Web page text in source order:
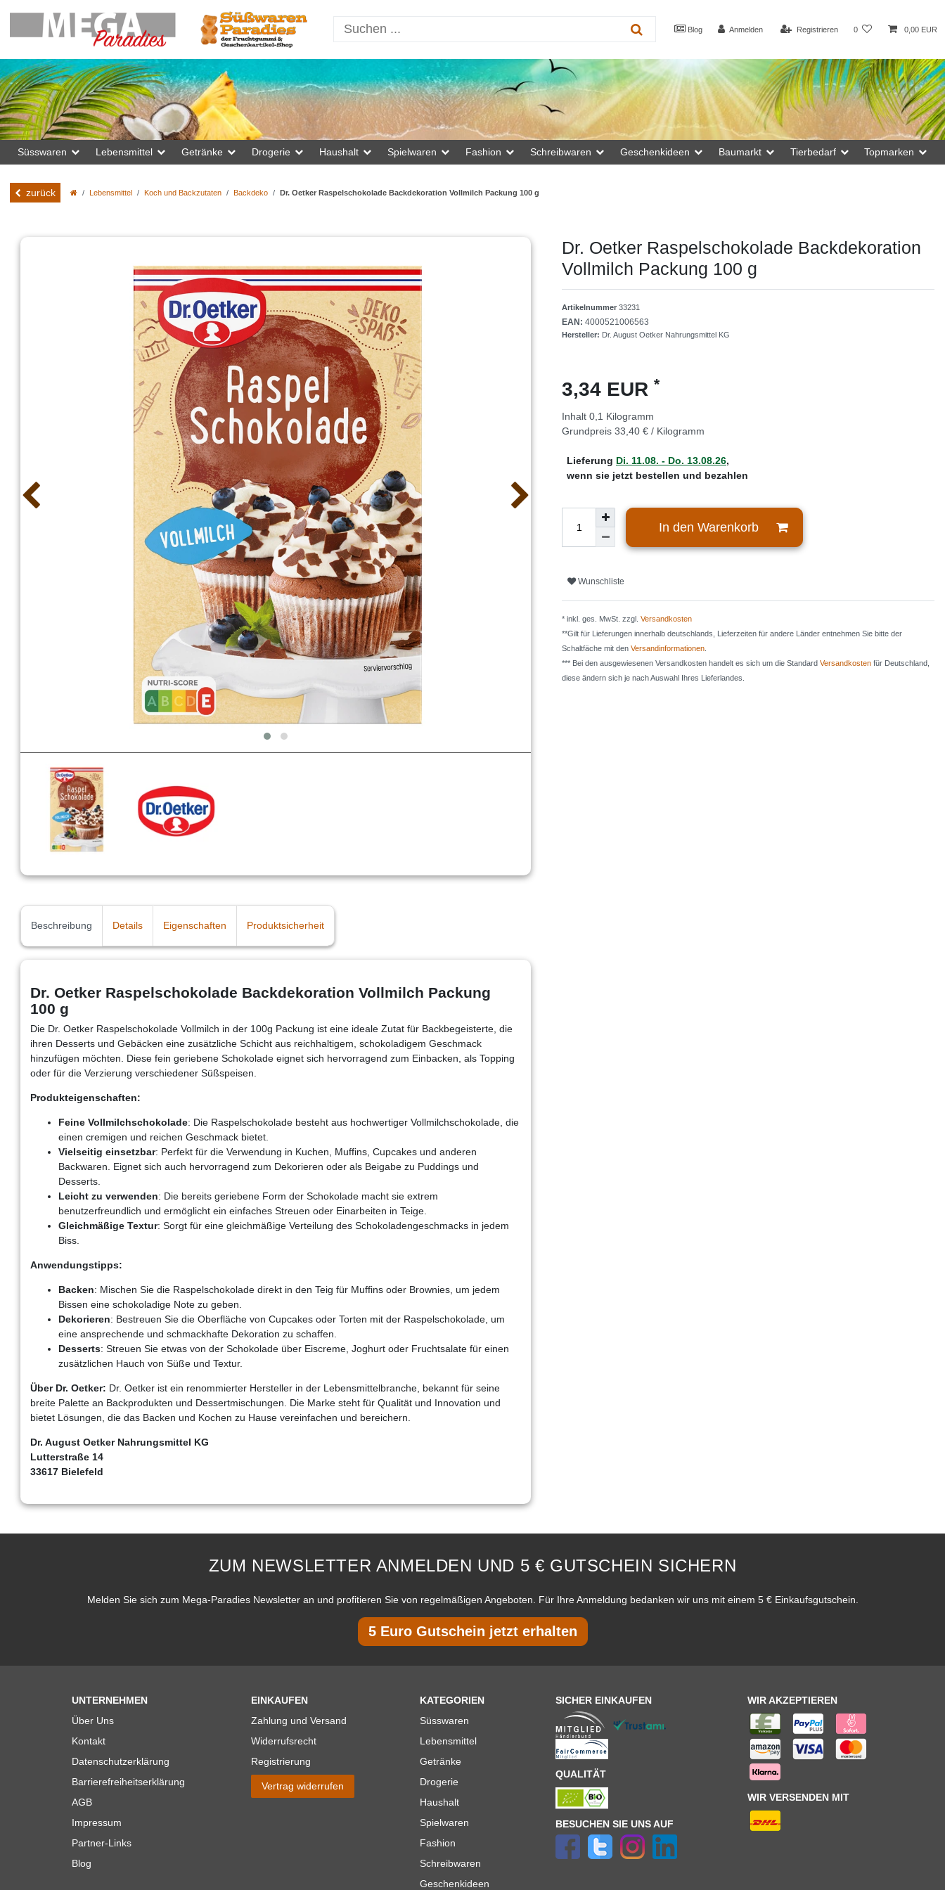
Blog Anmelden Registrieren 0 0,00 EUR
Süsswaren Lebensmittel Getränke Drogerie Haushalt Spielwaren Fashion Schreibwaren Geschenkideen Baumarkt Tierbedarf Topmarken
zurück Lebensmittel Koch und Backzutaten Backdeko Dr. Oetker Raspelschokolade Backdekoration Vollmilch Packung 100 g
Dr. Oetker Raspelschokolade Backdekoration
Vollmilch Packung 100 g
Artikelnummer 33231
EAN: 4000521006563
Hersteller: Dr. August Oetker Nahrungsmittel KG
3,34 EUR *
Inhalt 0,1 Kilogramm
Grundpreis 33,40 € / Kilogramm
Lieferung Di. 11.08. - Do. 13.08.26,
wenn sie jetzt bestellen und bezahlen
In den Warenkorb
Wunschliste
* inkl. ges. MwSt. zzgl. Versandkosten
**Gilt für Lieferungen innerhalb deutschlands, Lieferzeiten für andere Länder entnehmen Sie bitte der
Schaltfäche mit den Versandinformationen
*** Bei den ausgewiesenen Versandkosten handelt es sich um die Standard Versandkosten für Deutschland,
diese ändern sich je nach Auswahl Ihres Lieferlandes.
Beschreibung Details Eigenschaften Produktsicherheit
Dr. Oetker Raspelschokolade Backdekoration Vollmilch Packung
100 g
Die Dr. Oetker Raspelschokolade Vollmilch in der 100g Packung ist eine ideale Zutat für Backbegeisterte, die
ihren Desserts und Gebäcken eine zusätzliche Schicht aus reichhaltigem, schokoladigem Geschmack
hinzufügen möchten. Diese fein geriebene Schokolade eignet sich hervorragend zum Einbacken, als Topping
oder für die Verzierung verschiedener Süßspeisen.
Produkteigenschaften:
Feine Vollmilchschokolade: Die Raspelschokolade besteht aus hochwertiger Vollmilchschokolade, die
einen cremigen und reichen Geschmack bietet.
Vielseitig einsetzbar: Perfekt für die Verwendung in Kuchen, Muffins, Cupcakes und anderen
Backwaren. Eignet sich auch hervorragend zum Dekorieren oder als Beigabe zu Puddings und
Desserts.
Leicht zu verwenden: Die bereits geriebene Form der Schokolade macht sie extrem
benutzerfreundlich und ermöglicht ein einfaches Streuen oder Einarbeiten in Teige.
Gleichmäßige Textur: Sorgt für eine gleichmäßige Verteilung des Schokoladengeschmacks in jedem
Biss.
Anwendungstipps:
Backen: Mischen Sie die Raspelschokolade direkt in den Teig für Muffins oder Brownies, um jedem
Bissen eine schokoladige Note zu geben.
Dekorieren: Bestreuen Sie die Oberfläche von Cupcakes oder Torten mit der Raspelschokolade, um
eine ansprechende und schmackhafte Dekoration zu schaffen.
Desserts: Streuen Sie etwas von der Schokolade über Eiscreme, Joghurt oder Fruchtsalate für einen
zusätzlichen Hauch von Süße und Textur.
Über Dr. Oetker: Dr. Oetker ist ein renommierter Hersteller in der Lebensmittelbranche, bekannt für seine
breite Palette an Backprodukten und Dessertmischungen. Die Marke steht für Qualität und Innovation und
bietet Lösungen, die das Backen und Kochen zu Hause vereinfachen und bereichern.
Dr. August Oetker Nahrungsmittel KG
Lutterstraße 14
33617 Bielefeld
ZUM NEWSLETTER ANMELDEN UND 5 € GUTSCHEIN SICHERN
Melden Sie sich zum Mega-Paradies Newsletter an und profitieren Sie von regelmäßigen Angeboten. Für Ihre Anmeldung bedanken wir uns mit einem 5 € Einkaufsgutschein.
5 Euro Gutschein jetzt erhalten
UNTERNEHMEN
Über Uns
Kontakt
Datenschutzerklärung
Barrierefreiheitserklärung
AGB
Impressum
Partner-Links
Blog
EINKAUFEN
Zahlung und Versand
Widerrufsrecht
Registrierung
Vertrag widerrufen
KATEGORIEN
Süsswaren
Lebensmittel
Getränke
Drogerie
Haushalt
Spielwaren
Fashion
Schreibwaren
Geschenkideen
SICHER EINKAUFEN
QUALITÄT
BESUCHEN SIE UNS AUF
WIR AKZEPTIEREN
WIR VERSENDEN MIT